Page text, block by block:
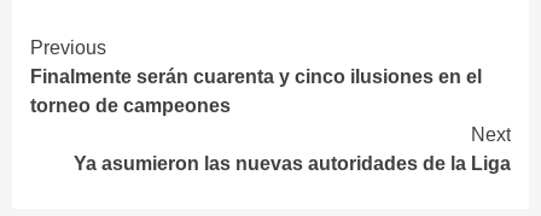
Continue
Reading
Previous
Finalmente serán cuarenta y cinco ilusiones en el
torneo de campeones
Next
Ya asumieron las nuevas autoridades de la Liga